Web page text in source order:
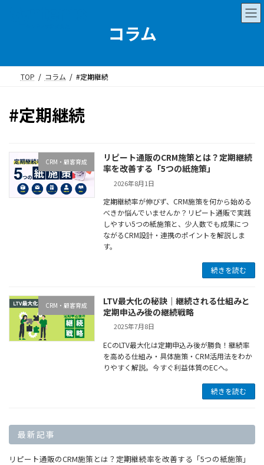
ツ
シ
コラム
TOP コラム #定期継続
#定期継続
CRM・顧客育成
リピート通販のCRM施策とは？定期継続
率を改善する「5つの紙施策」
2026年8月1日
定期継続率が伸びず、CRM施策を何から始める
べきか悩んでいませんか？リピート通販で実践
しやすい5つの紙施策と、少人数でも成果につ
ながるCRM設計・連携のポイントを解説しま
す。
続きを読む
CRM・顧客育成
LTV最大化の秘訣｜継続される仕組みと
定期申込み後の継続戦略
2025年7月8日
ECのLTV最大化は定期申込み後が勝負！継続率
を高める仕組み・具体施策・CRM活用法をわか
りやすく解説。今すぐ利益体質のECへ。
続きを読む
最新記事
リピート通販のCRM施策とは？定期継続率を改善する「5つの紙施策」